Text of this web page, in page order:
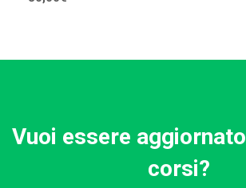
Vuoi essere
corsi?